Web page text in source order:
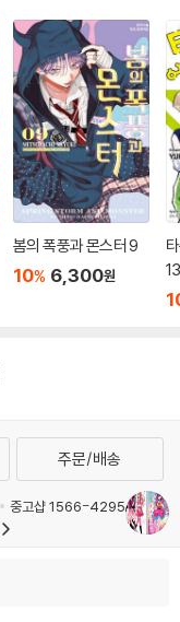
봄의 폭풍과 몬스터 9
10% 6,300원
주문/배송
중고샵 1566-4295